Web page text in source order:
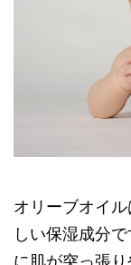
オリーブオイ
しい保湿成分
に肌が突っ張